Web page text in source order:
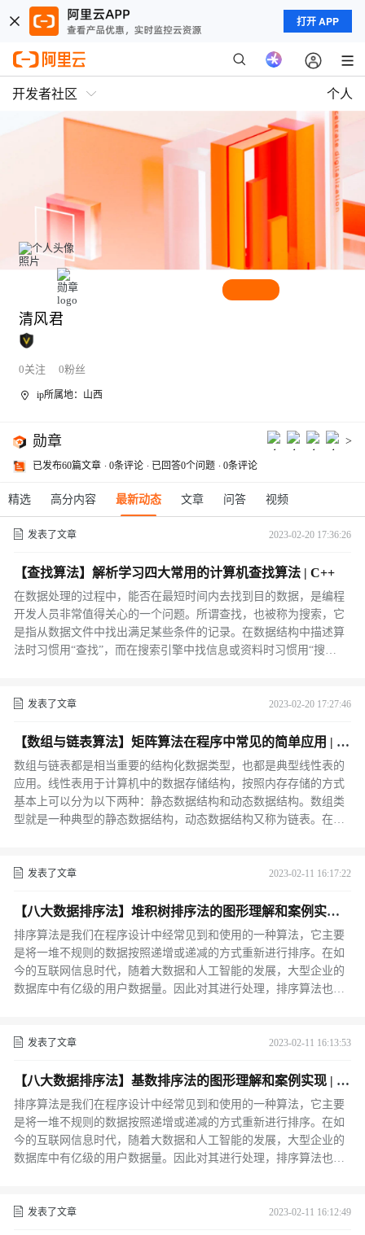
打开 APP
开发者社区 个人
清风君
0关注 0粉丝
ip所属地：山西
勋章 >
已发布60篇文章 0条评论 已回答0个问题 0条评论
精选 高分内容 最新动态 文章 问答 视频
发表了文章 2023-02-20 17:36:26
【查找算法】解析学习四大常用的计算机查找算法 | C++
在数据处理的过程中，能否在最短时间内去找到目的数据，是编程
开发人员非常值得关心的一个问题。所谓查找，也被称为搜索，它
是指从数据文件中找出满足某些条件的记录。在数据结构中描述算
法时习惯用“查找”，而在搜索引擎中找信息或资料时习惯用“搜
所设计的Spider程序(网页抓取程序爬虫)会主动经由网站上的超链接
中，这其中就涉及到了今天要讲的查找算法。
发表了文章 2023-02-20 17:27:46
【数组与链表算法】矩阵算法在程序中常见的简单应用 | C
++
数组与链表都是相当重要的结构化数据类型，也都是典型线性表的
应用。线性表用于计算机中的数据存储结构，按照内存存储的方式
基本上可以分为以下两种：静态数据结构和动态数据结构。数组类
型就是一种典型的静态数据结构，动态数据结构又称为链表。在我
发表了文章 2023-02-11 16:17:22
【八大数据排序法】堆积树排序法的图形理解和案例实现 |
C++
排序算法是我们在程序设计中经常见到和使用的一种算法，它主要
是将一堆不规则的数据按照递增或递减的方式重新进行排序。在如
今的互联网信息时代，随着大数据和人工智能的发展，大型企业的
数据库中有亿级的用户数据量。因此对其进行处理，排序算法也就
发表了文章 2023-02-11 16:13:53
【八大数据排序法】基数排序法的图形理解和案例实现 | C
++
排序算法是我们在程序设计中经常见到和使用的一种算法，它主要
是将一堆不规则的数据按照递增或递减的方式重新进行排序。在如
今的互联网信息时代，随着大数据和人工智能的发展，大型企业的
数据库中有亿级的用户数据量。因此对其进行处理，排序算法也就
发表了文章 2023-02-11 16:12:49